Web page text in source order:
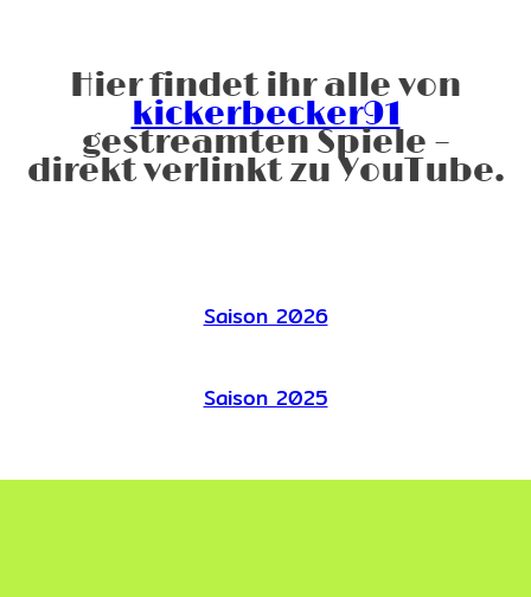
Hier findet ihr alle von
kickerbecker91
gestreamten Spiele –
direkt verlinkt zu YouTube.
Saison 2026
Saison 2025